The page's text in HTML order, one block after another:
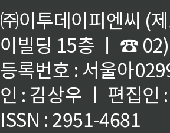
㈜이투데이피엔씨 (
이빌딩 15층 ㅣ ☎
등록번호 : 서울아
인 : 김상우 ㅣ 편집인
ISSN : 2951-4681